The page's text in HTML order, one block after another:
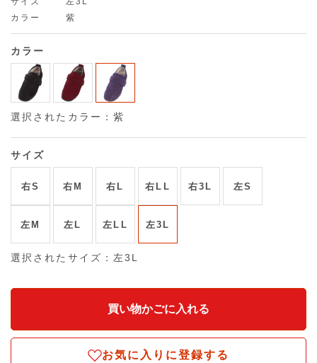
カラー
紫
カラー
選択されたカラー：紫
サイズ
右S 右M 右L 右LL 右3L 左S
左M 左L 左LL 左3L
選択されたサイズ：左3L
お気に入りに登録する